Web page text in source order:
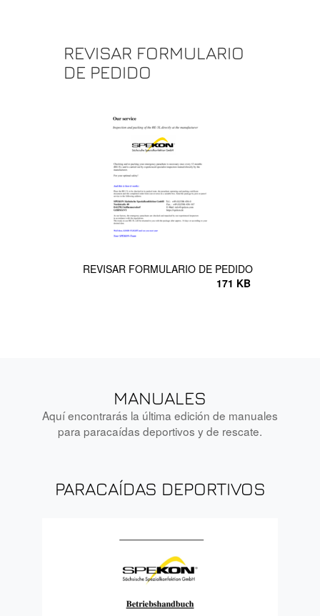
REVISAR FORMULARIO
DE PEDIDO
REVISAR FORMULARIO DE PEDIDO
171 KB
MANUALES
Aquí encontrarás la última edición de manuales
para paracaídas deportivos y de rescate.
PARACAÍDAS DEPORTIVOS